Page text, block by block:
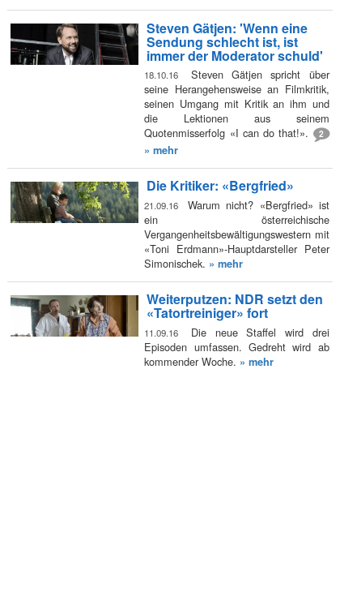
Steven Gätjen: 'Wenn eine
Sendung schlecht ist, ist
immer der Moderator schuld'
18.10.16
Steven Gätjen spricht über
seine Herangehensweise an Filmkritik,
seinen Umgang mit Kritik an ihm und
die Lektionen aus seinem
Quotenmisserfolg «I can do that!».
2
» mehr
Die Kritiker: «Bergfried»
21.09.16
Warum nicht? «Bergfried» ist
ein österreichische
Vergangenheitsbewältigungswestern mit
«Toni Erdmann»-Hauptdarsteller Peter
Simonischek. » mehr
Weiterputzen: NDR setzt den
«Tatortreiniger» fort
11.09.16
Die neue Staffel wird drei
Episoden umfassen. Gedreht wird ab
kommender Woche. » mehr